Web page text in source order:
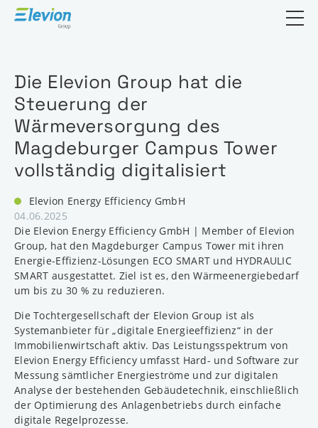
Suchfeld
Die Elevion Group hat die
Steuerung der
Wärmeversorgung des
Magdeburger Campus Tower
vollständig digitalisiert
Elevion Energy Efficiency GmbH
04.06.2025
Die Elevion Energy Efficiency GmbH | Member of Elevion
Group, hat den Magdeburger Campus Tower mit ihren
Energie-Effizienz-Lösungen ECO SMART und HYDRAULIC
SMART ausgestattet. Ziel ist es, den Wärmeenergiebedarf
um bis zu 30 % zu reduzieren.
Die Tochtergesellschaft der Elevion Group ist als
Systemanbieter für „digitale Energieeffizienz“ in der
Immobilienwirtschaft aktiv. Das Leistungsspektrum von
Elevion Energy Efficiency umfasst Hard- und Software zur
Messung sämtlicher Energieströme und zur digitalen
Analyse der bestehenden Gebäudetechnik, einschließlich
der Optimierung des Anlagenbetriebs durch einfache
digitale Regelprozesse.